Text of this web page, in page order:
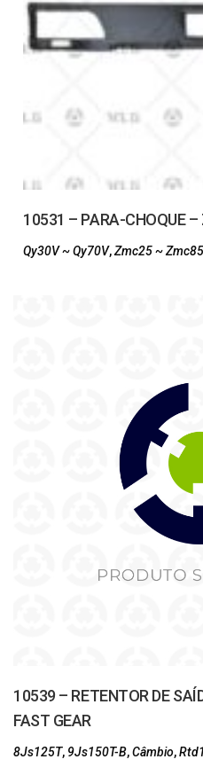
10531 – PARA-CHOQUE
Qy30V ~ Qy70V,Zmc25 ~ Zmc85
10539 – RETENTOR DE
FAST GEAR
8Js125T, 9Js150T-B,Câmbio,